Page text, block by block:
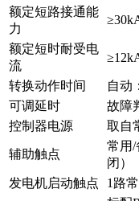
额定短路接通能
力
额定短时耐受电
流
转换动作时间
自动
可调延时
故障
控制器电源
取自
辅助触点
常用/
闭）
发电机启动触点
1路